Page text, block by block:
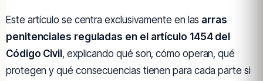
Este artículo se centra exclusivamente en las arras
penitenciales reguladas en el artículo 1454 del
Código Civil , explicando qué son, cómo operan, qué
protegen y qué consecuencias tienen para cada parte si